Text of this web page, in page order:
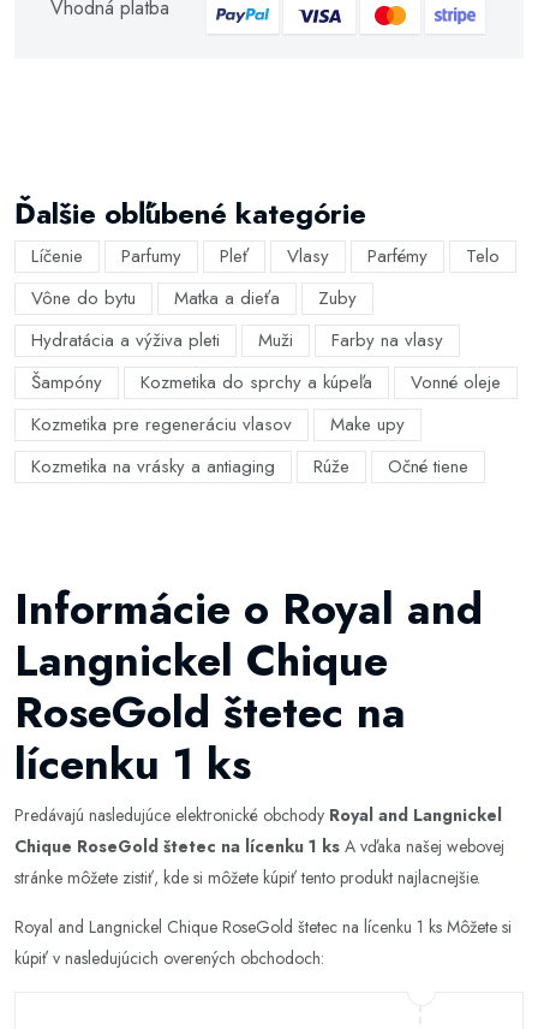
Vhodná platba
Ďalšie obľúbené kategórie
Líčenie Parfumy Pleť Vlasy Parfémy
Telo
Vône do bytu
Matka a dieťa
Zuby
Hydratácia a výživa pleti
Muži
Farby na vlasy
Šampóny
Kozmetika do sprchy a kúpeľa
Vonné oleje
Kozmetika pre regeneráciu vlasov
Make upy
Kozmetika na vrásky a antiaging
Rúže Očné tiene
Informácie o Royal and
Langnickel Chique
RoseGold štetec na
lícenku 1 ks
Predávajú nasledujúce elektronické obchody Royal and Langnickel
Chique RoseGold štetec na lícenku 1 ks A vďaka našej webovej
stránke môžete zistiť, kde si môžete kúpiť tento produkt najlacnejšie.
Royal and Langnickel Chique RoseGold štetec na lícenku 1 ks Môžete si
kúpiť v nasledujúcich overených obchodoch: